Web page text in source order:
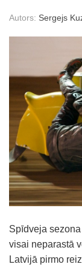
Autors: Sergejs
Spīdveja
visai neparastā
Latvijā pirmo